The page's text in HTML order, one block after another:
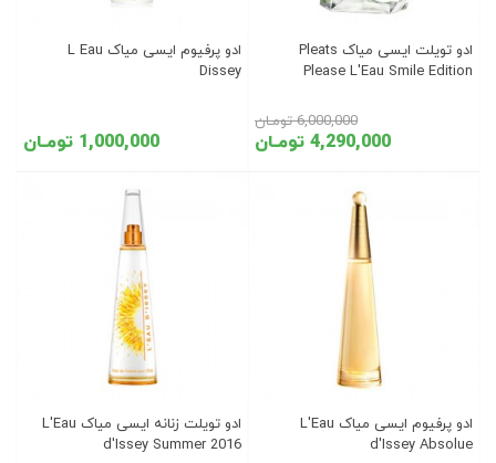
ادو تویلت ایسی میاک Pleats
Please L'Eau Smile Edition
4,290,000 تومـان
6,000,000 تومـان
ادو پرفیوم ایسی میاک L Eau
Dissey
1,000,000 تومـان
ادو پرفیوم ایسی میاک L'Eau
d'Issey Absolue
ادو تویلت زنانه ایسی میاک L'Eau
d'Issey Summer 2016